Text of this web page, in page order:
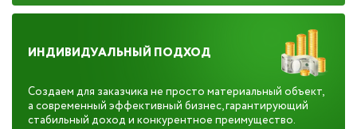
ИНДИВИДУАЛЬНЫЙ ПОДХОД
Создаем для заказчика не просто материальный объект,
а современный эффективный бизнес, гарантирующий
стабильный доход и конкурентное преимущество.